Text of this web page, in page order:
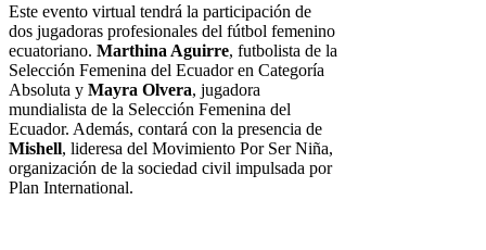
Este evento virtual tendrá la participación de
dos jugadoras profesionales del fútbol femenino
ecuatoriano. Marthina Aguirre, futbolista de la
Selección Femenina del Ecuador en Categoría
Absoluta y Mayra Olvera, jugadora
mundialista de la Selección Femenina del
Ecuador. Además, contará con la presencia de
Mishell, lideresa del Movimiento Por Ser Niña,
organización de la sociedad civil impulsada por
Plan International.